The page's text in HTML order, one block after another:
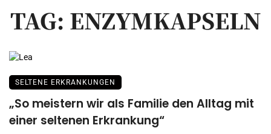
TAG: ENZYMKAPSELN
SELTENE ERKRANKUNGEN
„So meistern wir als Familie den Alltag mit
einer seltenen Erkrankung“